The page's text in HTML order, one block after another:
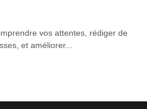
vos attentes, rédiger de
et améliorer...